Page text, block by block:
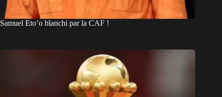
Samuel Eto’o blanchi par la CAF !